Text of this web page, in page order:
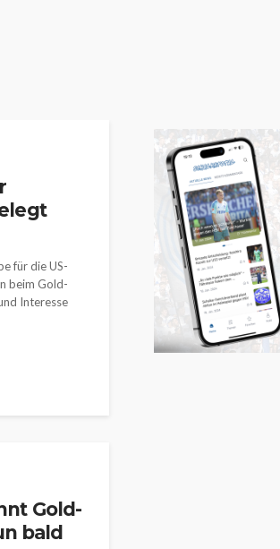
für die US-
beim Gold-
Interesse
Gold-
bald